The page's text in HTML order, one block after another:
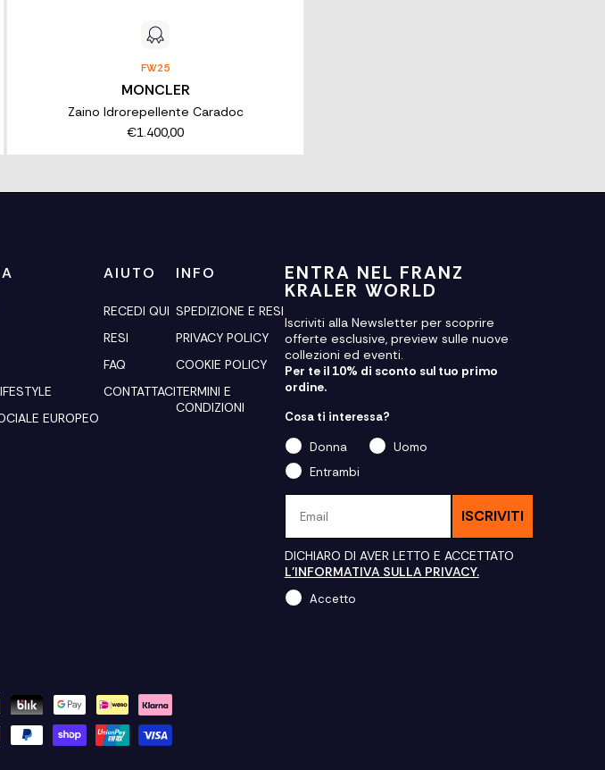
FW25
MONCLER
Zaino Idrorepellente Caradoc
€1.400,00
EUROPEO
AIUTO
RECEDI QUI
RESI
FAQ
CONTATTACI
INFO
SPEDIZIONE E RESI
PRIVACY POLICY
COOKIE POLICY
TERMINI E
CONDIZIONI
ENTRA NEL FRANZ
KRALER WORLD
Iscriviti alla Newsletter per scoprire
offerte esclusive, preview sulle nuove
collezioni ed eventi.
Per te il 10% di sconto sul tuo primo
ordine.
Cosa ti interessa?
Donna
Uomo
Entrambi
ISCRIVITI
DICHIARO DI AVER LETTO E ACCETTATO
L'INFORMATIVA SULLA PRIVACY.
Accetto